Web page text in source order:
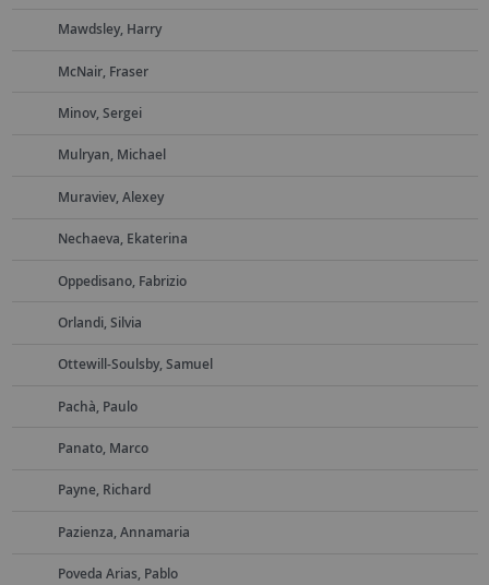
Mawdsley, Harry
McNair, Fraser
Minov, Sergei
Mulryan, Michael
Muraviev, Alexey
Nechaeva, Ekaterina
Oppedisano, Fabrizio
Orlandi, Silvia
Ottewill-Soulsby, Samuel
Pachà, Paulo
Panato, Marco
Payne, Richard
Pazienza, Annamaria
Poveda Arias, Pablo